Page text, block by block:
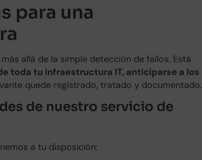
para una
allá de la simple detección de fallos. Está
toda tu infraestructura IT, anticiparse a los
quede registrado, tratado y documentado.
de nuestro servicio de
a tu disposición: